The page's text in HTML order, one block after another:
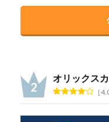
オリックス